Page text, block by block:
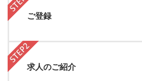
ご登録
求人のご紹介